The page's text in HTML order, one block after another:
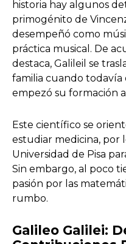
historia hay algunos
primogénito de
desempeñó como
práctica musical. De
destaca, Galileil se
familia cuando
empezó su formación
Este científico se
estudiar medicina, por
Universidad de Pisa
Sin embargo, al poco
pasión por las
rumbo.
Galileo Galilei: